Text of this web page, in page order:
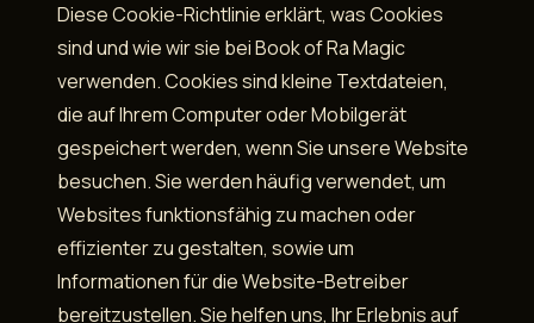
Diese Cookie-Richtlinie erklärt, was Cookies
sind und wie wir sie bei Book of Ra Magic
verwenden. Cookies sind kleine Textdateien,
die auf Ihrem Computer oder Mobilgerät
gespeichert werden, wenn Sie unsere Website
besuchen. Sie werden häufig verwendet, um
Websites funktionsfähig zu machen oder
effizienter zu gestalten, sowie um
Informationen für die Website-Betreiber
bereitzustellen. Sie helfen uns, Ihr Erlebnis auf